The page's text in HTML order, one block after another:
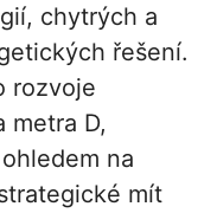
chytrých a
řešení.
rozvoje
metra D,
na
mít